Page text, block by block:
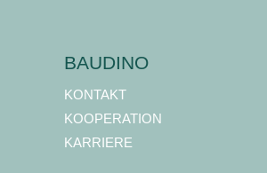
BAUDINO
KONTAKT
KOOPERATION
KARRIERE